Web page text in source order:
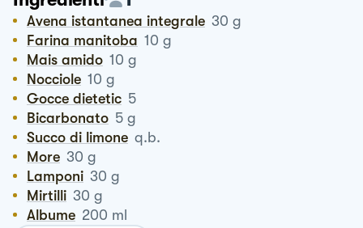
Avena istantanea integrale 30 g
Farina manitoba 10 g
Mais amido 10 g
Nocciole 10 g
Gocce dietetic 5
Bicarbonato 5 g
Succo di limone q.b.
More 30 g
Lamponi 30 g
Mirtilli 30 g
Albume 200 ml